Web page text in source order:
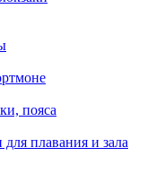
пояса
плавания и зала